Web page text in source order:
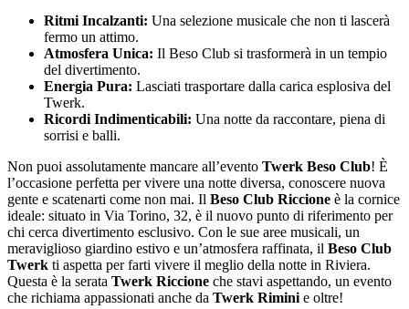
Ritmi Incalzanti: Una selezione musicale che non ti lascerà
fermo un attimo.
Atmosfera Unica: Il Beso Club si trasformerà in un tempio
del divertimento.
Energia Pura: Lasciati trasportare dalla carica esplosiva del
Twerk.
Ricordi Indimenticabili: Una notte da raccontare, piena di
sorrisi e balli.
Non puoi assolutamente mancare all’evento Twerk Beso Club! È
l’occasione perfetta per vivere una notte diversa, conoscere nuova
gente e scatenarti come non mai. Il Beso Club Riccione è la cornice
ideale: situato in Via Torino, 32, è il nuovo punto di riferimento per
chi cerca divertimento esclusivo. Con le sue aree musicali, un
meraviglioso giardino estivo e un’atmosfera raffinata, il Beso Club
Twerk ti aspetta per farti vivere il meglio della notte in Riviera.
Questa è la serata Twerk Riccione che stavi aspettando, un evento
che richiama appassionati anche da Twerk Rimini e oltre!